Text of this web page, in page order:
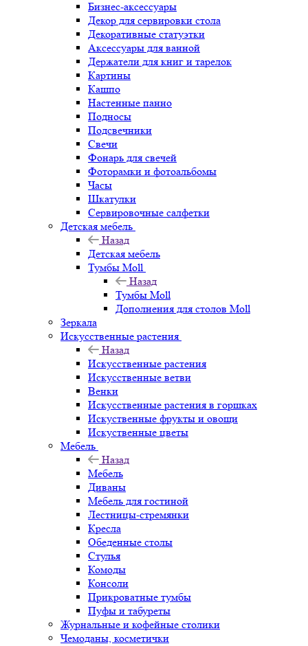
Бизнес-аксессуары
Декор для сервировки стола
Декоративные статуэтки
Аксессуары для ванной
Держатели для книг и тарелок
Картины
Кашпо
Настенные панно
Подносы
Подсвечники
Свечи
Фонарь для свечей
Фоторамки и фотоальбомы
Часы
Шкатулки
Сервировочные салфетки
Детская мебель
Назад
Детская мебель
Тумбы Moll
Назад
Тумбы Moll
Дополнения для столов Moll
Зеркала
Искусственные растения
Назад
Искусственные растения
Искусственные ветви
Венки
Искусственные растения в горшках
Искуственные фрукты и овощи
Искуственные цветы
Мебель
Назад
Мебель
Диваны
Мебель для гостиной
Лестницы-стремянки
Кресла
Обеденные столы
Стулья
Комоды
Консоли
Прикроватные тумбы
Пуфы и табуреты
Журнальные и кофейные столики
Чемоданы, косметички